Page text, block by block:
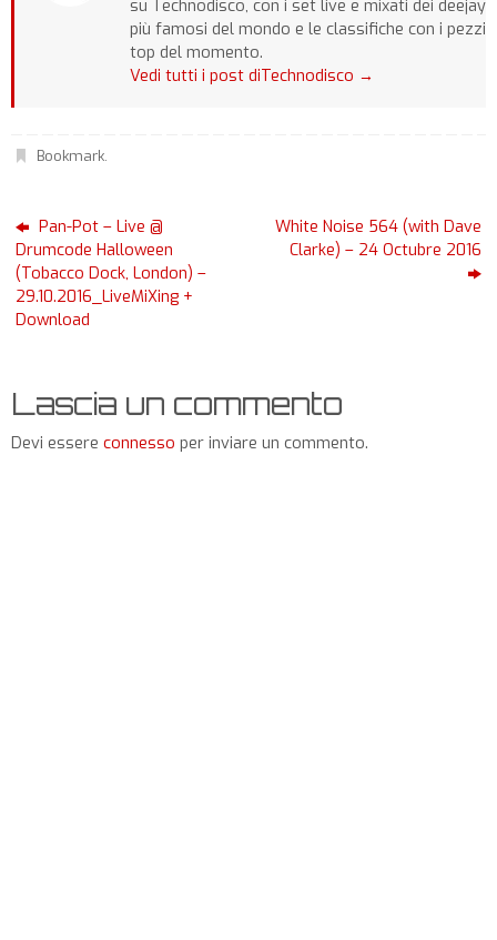
su Technodisco, con i set live e mixati dei deejay
più famosi del mondo e le classifiche con i pezzi
top del momento.
Vedi tutti i post diTechnodisco →
Bookmark.
Pan-Pot – Live @
Drumcode Halloween
(Tobacco Dock, London) –
29.10.2016_LiveMiXing +
Download
White Noise 564 (with Dave
Clarke) – 24 Octubre 2016
Lascia un commento
Devi essere connesso per inviare un commento.